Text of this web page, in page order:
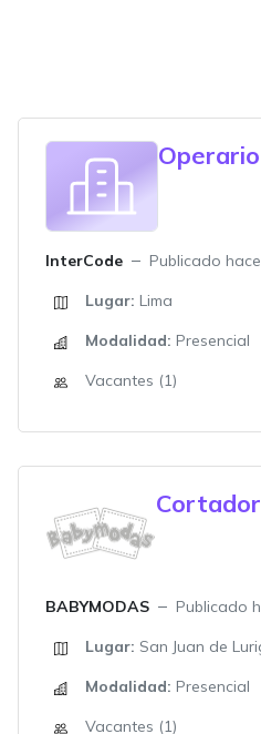
InterCode
Publicado
Lugar: Lima
Modalidad: Presencial
Vacantes (1)
BABYMODAS
Publicado
Lugar: San Juan de
Modalidad: Presencial
Vacantes (1)